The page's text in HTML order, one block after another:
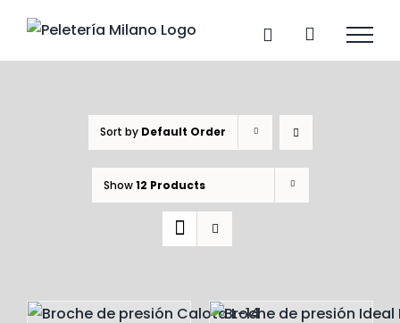
content
Sort by Default Order
Show12 Products